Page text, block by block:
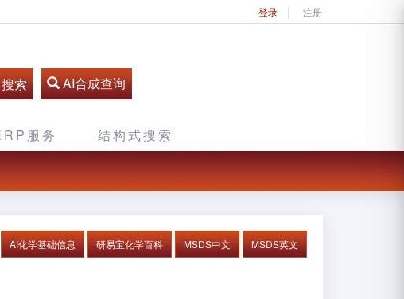
登录 注册
索 AI合成查询
服务 结构式搜索
AI化学基础信息 研易宝化学百科 MSDS中文 MSDS英文